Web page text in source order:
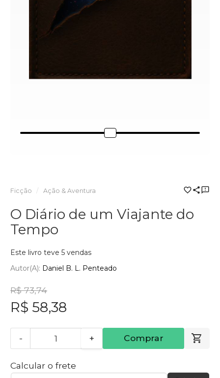
Ficção Ação & Aventura
O Diário de um Viajante do
Tempo
Este livro teve 5 vendas
Autor(a): Daniel B. L. Penteado
R$ 73,74
R$ 58,38
- + Comprar
Calcular o frete